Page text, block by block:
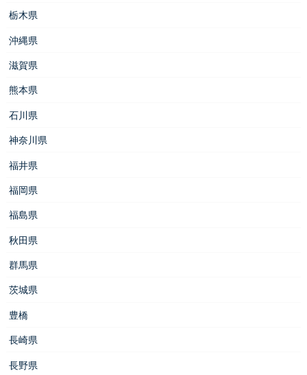
栃木県
沖縄県
滋賀県
熊本県
石川県
神奈川県
福井県
福岡県
福島県
秋田県
群馬県
茨城県
豊橋
長崎県
長野県